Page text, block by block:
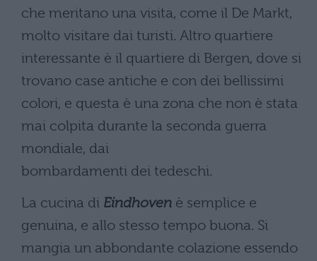
che meritano una visita, come il De Markt,
molto visitare dai turisti. Altro quartiere
interessante è il quartiere di Bergen, dove si
trovano case antiche e con dei bellissimi
colori, e questa è una zona che non è stata
mai colpita durante la seconda guerra
mondiale, dai
bombardamenti dei tedeschi.
La cucina di Eindhoven è semplice e
genuina, e allo stesso tempo buona. Si
mangia un abbondante colazione essendo